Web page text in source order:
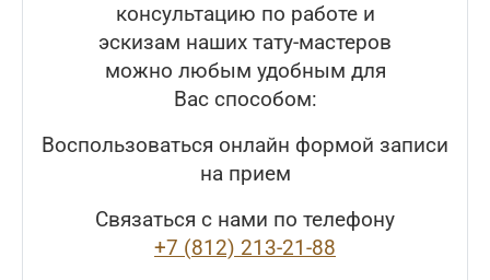
консультацию по работе и
эскизам наших тату-мастеров
можно любым удобным для
Вас способом:
Воспользоваться онлайн формой записи
на прием
Связаться с нами по телефону
+7 (812) 213-21-88